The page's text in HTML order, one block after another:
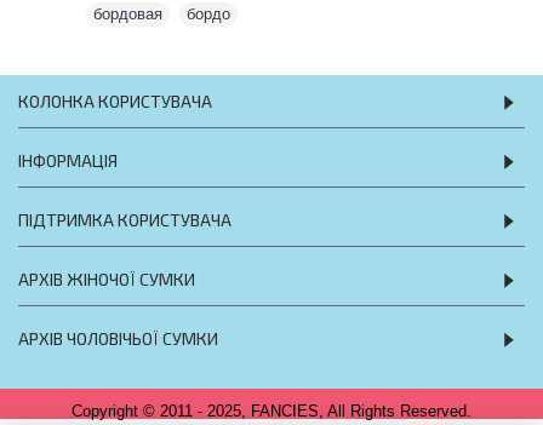
бордовая бордо
КОЛОНКА КОРИСТУВАЧА
ІНФОРМАЦІЯ
ПІДТРИМКА КОРИСТУВАЧА
АРХІВ ЖІНОЧОЇ СУМКИ
АРХІВ ЧОЛОВІЧЬОЇ СУМКИ
Copyright © 2011 - 2025, FANCIES, All Rights Reserved.